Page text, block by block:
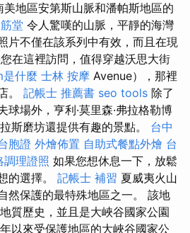
地區安第斯山脈和潘帕斯地區的
堂 令人驚嘆的山脈，平靜的海灣
片不僅在該系列中有效，而且在現
在這裡訪問，值得穿越沃思大街
什麼 士林 按摩 Avenue），那裡
。 記帳士 推薦書 seo tools 除了
球場外，亨利·莫里森·弗拉格勒博
斯磨坊還提供有趣的景點。 台中
胞證 外燴佈置 自助式餐點外燴 台
調理證照 如果您想休息一下，放鬆
的選擇。 記帳士 補習 夏威夷火山
然保護的最特殊地區之一。 該地
質歷史，並且是大峽谷國家公園
以來受保護地區的大峽谷國家公